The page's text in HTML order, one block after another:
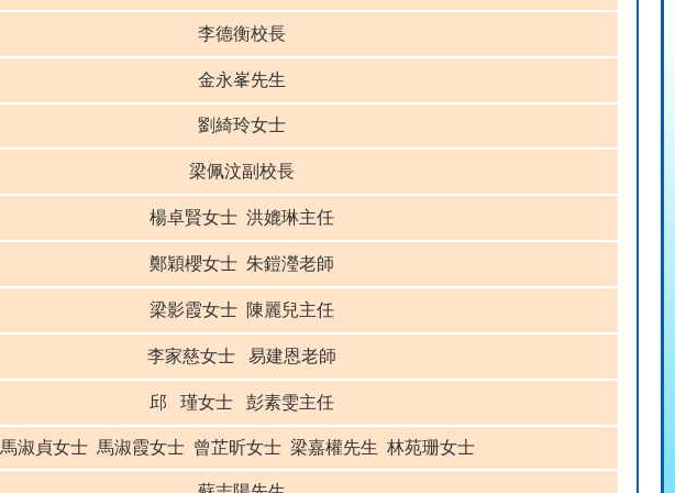
李德衡校長
金永峯先生
劉綺玲女士
梁佩汶副校長
楊卓賢女士 洪媲琳主任
鄭穎櫻女士 朱鎧瀅老師
梁影霞女士 陳麗兒主任
李家慈女士 易建恩老師
邱 瑾女士 彭素雯主任
馬淑貞女士 馬淑霞女士 曾芷昕女士 梁嘉權先生 林苑珊女士